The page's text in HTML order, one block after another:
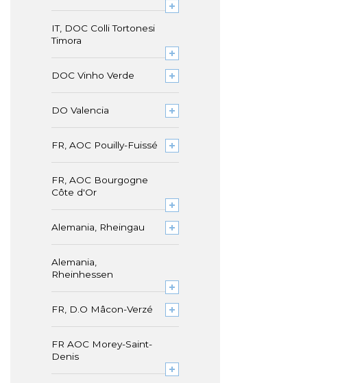
IT, DOC Colli Tortonesi
Timora
DOC Vinho Verde
DO Valencia
FR, AOC Pouilly-Fuissé
FR, AOC Bourgogne
Côte d'Or
Alemania, Rheingau
Alemania,
Rheinhessen
FR, D.O Mâcon-Verzé
FR AOC Morey-Saint-
Denis